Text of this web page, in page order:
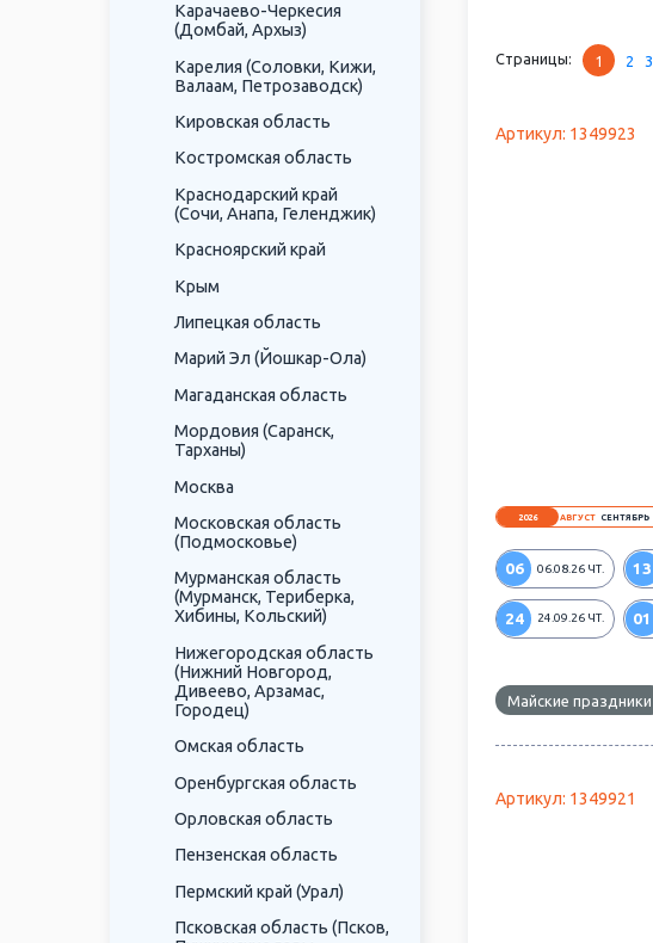
Карачаево-Черкесия
(Домбай, Архыз)
Карелия (Соловки, Кижи,
Валаам, Петрозаводск)
Кировская область
Костромская область
Краснодарский край
(Сочи, Анапа, Геленджик)
Красноярский край
Крым
Липецкая область
Марий Эл (Йошкар-Ола)
Магаданская область
Мордовия (Саранск,
Тарханы)
Москва
Московская область
(Подмосковье)
Мурманская область
(Мурманск, Териберка,
Хибины, Кольский)
Нижегородская область
(Нижний Новгород,
Дивеево, Арзамас,
Городец)
Омская область
Оренбургская область
Орловская область
Пензенская область
Пермский край (Урал)
Псковская область (Псков,
Страницы: 1 2 3
Артикул: 1349923
2026 АВГУСТ СЕНТЯБРЬ
06 06.08.26 ЧТ. 13
24 24.09.26 ЧТ. 01
Майские праздники
Артикул: 1349921